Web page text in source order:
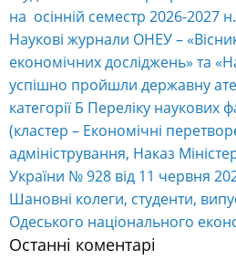
України № 928 від 11 червня
Шановні колеги, студенти,
Одеського національного
Останні коментарі
АннадоЯк відзначити
вишиванки в Одесі цікаво і
Оксана Кібачова до
Quest: Твій внесок у майбутнє
АннадоНавчальна програма:
RapidSkills —
Людмила до
Запрошуємо на